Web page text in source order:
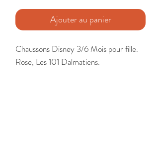
Ajouter au panier
Chaussons Disney 3/6 Mois pour fille.
Rose, Les 101 Dalmatiens.